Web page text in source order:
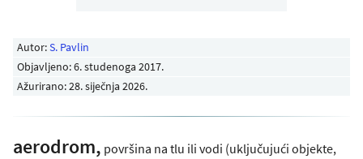
Autor:S. Pavlin
Objavljeno:6. studenoga 2017.
Ažurirano: 28. siječnja 2026.
aerodrom, površina na tlu ili vodi (uključujući objekte,